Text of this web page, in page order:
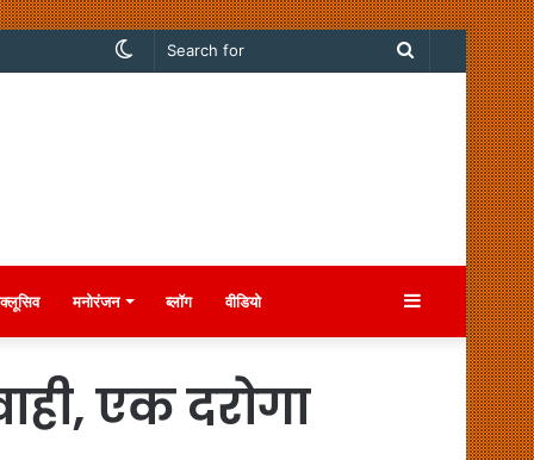
Search
Switch
मनोरंजन ब्लॉग वीडियो Sidebar
एक दरोगा